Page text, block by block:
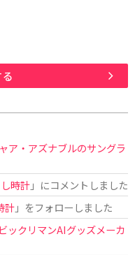
ア・アズナブルのサングラ
時計」にコメントしました
計」をフォローしました
ックリマンAIグッズメーカ